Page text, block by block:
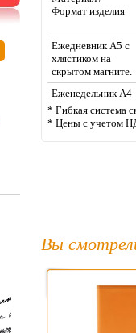
Формат
Ежедневник А5 c
хлястиком на
скрытом магните.
Еженедельник А4
* Гибкая система
* Цены с учетом
Вы